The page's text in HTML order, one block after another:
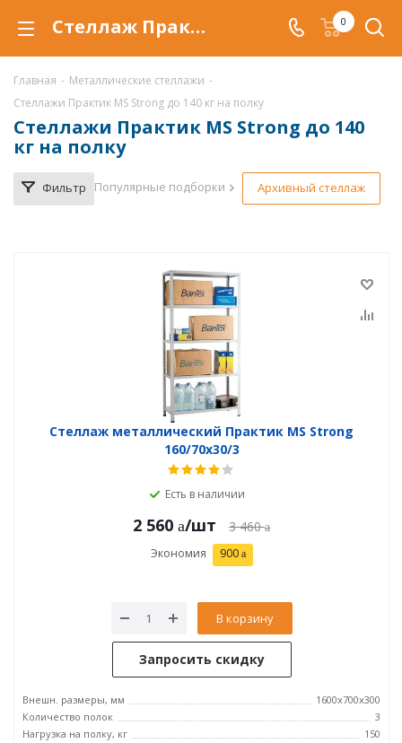
Стеллаж Практик MS Strong купить по низкой цене в Уфе, продажа металлических стеллажей Практик MS Strong со скидкой 0
Главная - Металлические стеллажи -
Стеллажи Практик MS Strong до 140 кг на полку
Стеллажи Практик MS Strong до 140
кг на полку
Фильтр Популярные подборки Архивный стеллаж
Стеллаж металлический Практик MS Strong
160/70x30/3
Есть в наличии
2 560 /шт 3 460
Экономия 900
В корзину
Запросить скидку
Внешн. размеры, мм
1600x700x300
Количество полок
3
Нагрузка на полку, кг
150